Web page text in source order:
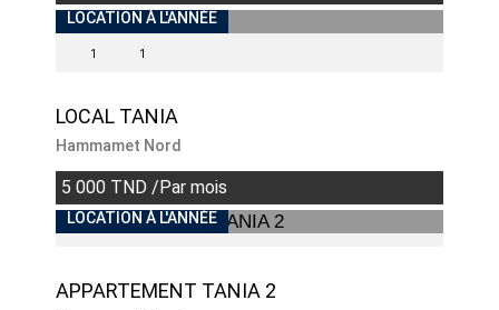
LOCATION À L'ANNÉE
1 1
LOCAL TANIA
Hammamet Nord
5 000 TND /Par mois
LOCATION À L'ANNÉE
APPARTEMENT TANIA 2